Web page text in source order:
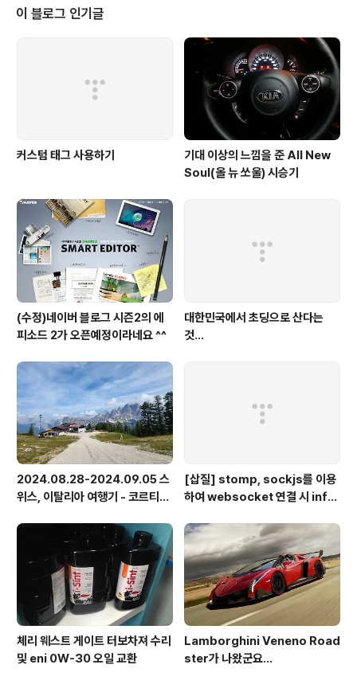
제 사용은 해 봐야 알겠지만 ^^ close beta를 신청하시고
싶으신 분은 여기서 신청하시면 된다. 그리고 네이버 가계
부의 자세한 기능을 보고 싶으신 분은 여기서 보시면 된다.
이 블로그 인기글
커스텀 태그 사용하기
기대 이상의 느낌을 준 All New
Soul(올 뉴 쏘울) 시승기
(수정)네이버 블로그 시즌2의 에
피소드 2가 오픈예정이라네요 ^^
대한민국에서 초딩으로 산다는
것...
2024.08.28-2024.09.05 스
위스, 이탈리아 여행기 - 코르티나
스
[삽질] stomp, sockjs를 이용
하여 websocket 연결 시 info
체리 웨스트 게이트 터보차져 수리
및 eni 0W-30 오일 교환
Lamborghini Veneno Road
ster가 나왔군요...